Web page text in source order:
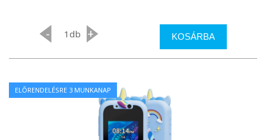
- db + KOSÁRBA
ELŐRENDELÉSRE 3 MUNKANAP